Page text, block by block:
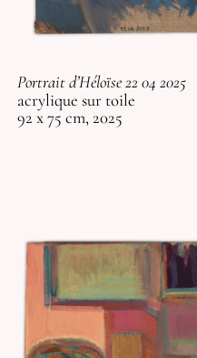
Portrait d’Héloïse 22 04 2025
acrylique sur toile
92 x 75 cm, 2025